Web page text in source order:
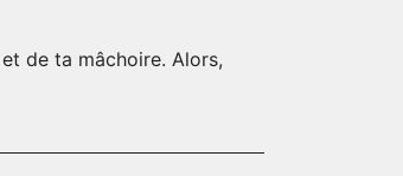
de ta mâchoire. Alors,